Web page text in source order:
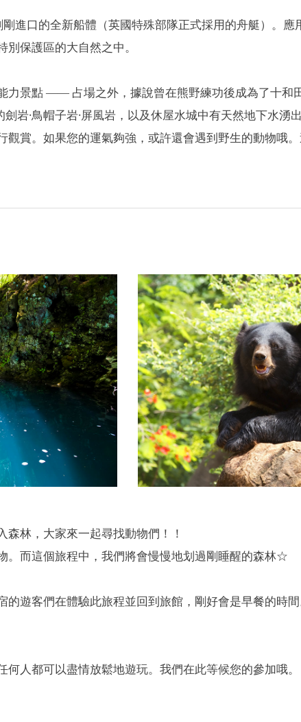
進口的全新船體（英國特殊部隊正式採用的舟艇）。應
保護區的大自然之中。
力景點 ―― 占場之外，據說曾在熊野練功後成為了十和
岩·鳥帽子岩·屏風岩，以及休屋水城中有天然地下水湧
觀賞。如果您的運氣夠強，或許還會遇到野生的動物哦
林，大家來一起尋找動物們！！
。而這個旅程中，我們將會慢慢地划過剛睡醒的森林☆
遊客們在體驗此旅程並回到旅館，剛好會是早餐的時
人都可以盡情放鬆地遊玩。我們在此等候您的參加哦。